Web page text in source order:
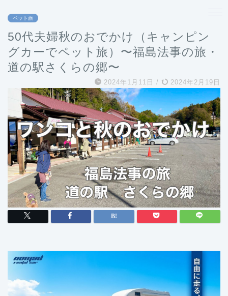
ペット旅
50代夫婦秋のおでかけ（キャンピン
グカーでペット旅）〜福島法事の旅・
道の駅さくらの郷〜
2024年1月11日 / 2024年2月19日